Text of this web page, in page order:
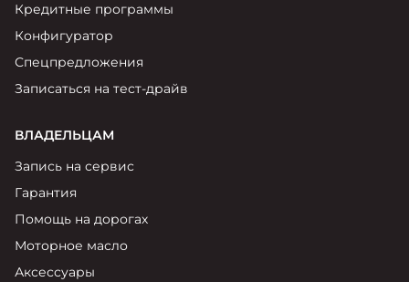
Кредитные программы
Конфигуратор
Спецпредложения
Записаться на тест-драйв
ВЛАДЕЛЬЦАМ
Запись на сервис
Гарантия
Помощь на дорогах
Моторное масло
Аксессуары